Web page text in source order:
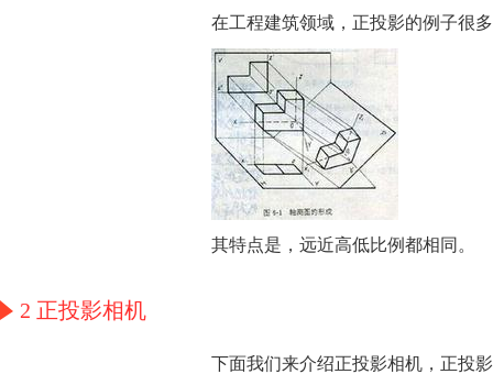
在工程建筑领域，正投影的例子很
其特点是，远近高低比例都相同。
2 正投影相机
下面我们来介绍正投影相机，正投